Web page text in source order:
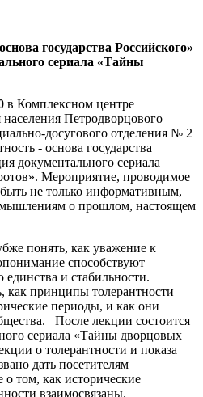
государства Российского»
сериала «Тайны
в Комплексном центре
Петродворцового
досугового отделения № 2
- основа государства
документального сериала
Мероприятие, проводимое
не только информативным,
о прошлом, настоящем
понять, как уважение к
способствуют
и стабильности.
как принципы толерантности
периоды, и как они
После лекции состоится
сериала «Тайны дворцовых
о толерантности и показа
дать посетителям
о том, как исторические
взаимосвязаны.